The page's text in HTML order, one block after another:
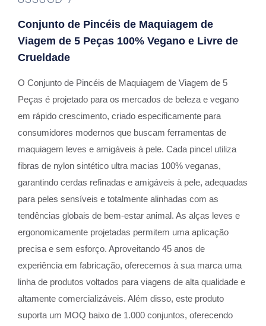
Conjunto de Pincéis de Maquiagem de
Viagem de 5 Peças 100% Vegano e Livre de
Crueldade
O Conjunto de Pincéis de Maquiagem de Viagem de 5
Peças é projetado para os mercados de beleza e vegano
em rápido crescimento, criado especificamente para
consumidores modernos que buscam ferramentas de
maquiagem leves e amigáveis à pele. Cada pincel utiliza
fibras de nylon sintético ultra macias 100% veganas,
garantindo cerdas refinadas e amigáveis à pele, adequadas
para peles sensíveis e totalmente alinhadas com as
tendências globais de bem-estar animal. As alças leves e
ergonomicamente projetadas permitem uma aplicação
precisa e sem esforço. Aproveitando 45 anos de
experiência em fabricação, oferecemos à sua marca uma
linha de produtos voltados para viagens de alta qualidade e
altamente comercializáveis. Além disso, este produto
suporta um MOQ baixo de 1.000 conjuntos, oferecendo